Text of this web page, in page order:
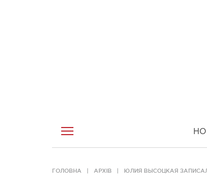
ГОЛОВНА АРХІВ ЮЛИЯ ВЫСОЦКАЯ